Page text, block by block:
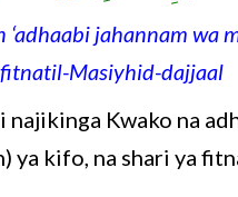
jahannam wa
Masiyhid-dajjaal
Kwako na
ya kifo, na shari ya